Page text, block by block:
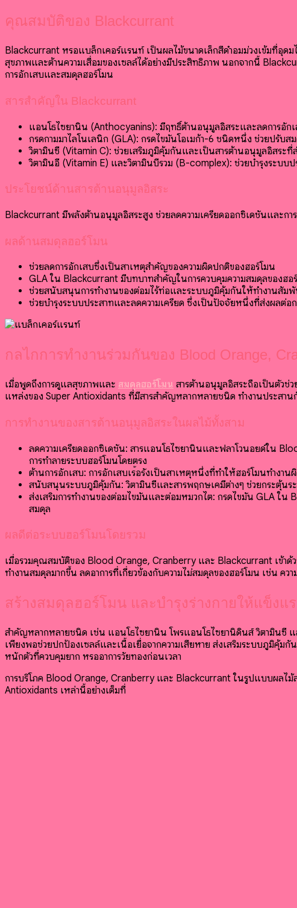
คุณสมบัติของ Blackcurrant
Blackcurrant หรือแบล็กเคอร์แรนท์ เป็นผลไม้ขนาดเล็กสีดำอมม่วงเข้มที่อุด
สุขภาพและต้านความเสื่อมของเซลล์ได้อย่างมีประสิทธิภาพ นอกจากนี้
การอักเสบและสมดุลฮอร์โมน
สารสำคัญใน Blackcurrant
แอนโธไซยานิน (Anthocyanins): มีฤทธิ์ต้านอนุมูลอิสระและลดการอักเ
กรดกามมาไลโนเลนิก (GLA): กรดไขมันโอเมก้า-6 ชนิดหนึ่ง ช่วยปรั
วิตามินซี (Vitamin C): ช่วยเสริมภูมิคุ้มกันและเป็นสารต้านอนุมูลอิสระที่
วิตามินอี (Vitamin E) และวิตามินบีรวม (B-complex): ช่วยบำรุงระบบ
ประโยชน์ด้านสารต้านอนุมูลอิสระ
Blackcurrant มีพลังต้านอนุมูลอิสระสูง ช่วยลดความเครียดออกซิเดชันและก
ผลด้านสมดุลฮอร์โมน
ช่วยลดการอักเสบซึ่งเป็นสาเหตุสำคัญของความผิดปกติของฮอร์โมน
GLA ใน Blackcurrant มีบทบาทสำคัญในการควบคุมความสมดุลของฮ
ช่วยสนับสนุนการทำงานของต่อมไร้ท่อและระบบภูมิคุ้มกันให้ทำงานสัม
ช่วยบำรุงระบบประสาทและลดความเครียด ซึ่งเป็นปัจจัยหนึ่งที่ส่งผลต่อก
กลไกการทำงานร่วมกันของ Blood Orange,
เมื่อพูดถึงการดูแลสุขภาพและ สมดุลฮอร์โมน สารต้านอนุมูลอิสระถือเป็นตัวช่
แหล่งของ Super Antioxidants ที่มีสารสำคัญหลากหลายชนิด ทำงานประสาน
การทำงานของสารต้านอนุมูลอิสระในผลไม้ทั้งสาม
ลดความเครียดออกซิเดชัน: สารแอนโธไซยานินและฟลาโวนอยด์ใน
การทำลายระบบฮอร์โมนโดยตรง
ต้านการอักเสบ: การอักเสบเรื้อรังเป็นสาเหตุหนึ่งที่ทำให้ฮอร์โมนทำง
สนับสนุนระบบภูมิคุ้มกัน: วิตามินซีและสารพฤกษเคมีต่างๆ ช่วยกระตุ้นร
ส่งเสริมการทำงานของต่อมไขมันและต่อมหมวกไต: กรดไขมัน GLA ใ
สมดุล
ผลดีต่อระบบฮอร์โมนโดยรวม
เมื่อรวมคุณสมบัติของ Blood Orange, Cranberry และ Blackcurrant เข้าด้
ทำงานสมดุลมากขึ้น ลดอาการที่เกี่ยวข้องกับความไม่สมดุลของฮอร์โมน เช่น ค
สร้างสมดุลฮอร์โมน และบำรุงร่างกายให้แข็งแร
สำคัญหลากหลายชนิด เช่น แอนโธไซยานิน โพรแอนโธไซยานิดินส์ วิตามินซี
เพียงพอช่วยปกป้องเซลล์และเนื้อเยื่อจากความเสียหาย ส่งเสริมระบบภูมิคุ้ม
หนักตัวที่ควบคุมยาก หรืออาการวัยทองก่อนเวลา
การบริโภค Blood Orange, Cranberry และ Blackcurrant ในรูปแบบผลไม้
Antioxidants เหล่านี้อย่างเต็มที่